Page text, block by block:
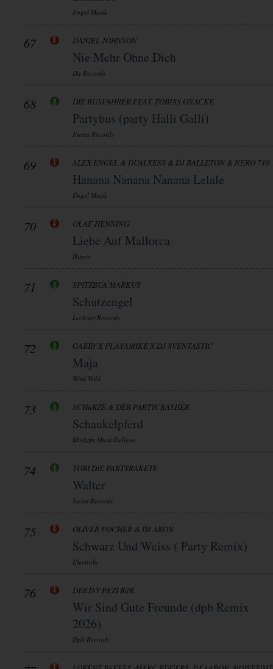
Engel Musik
67 DANIEL JOHNSON
Nie Mehr Ohne Dich
Da Records
68 DIE BUSFAHRER FEAT. TOBIAS GNACKE
Partybus (party Halli Galli)
Fiesta Records
69 ALEX ENGEL & DUALXESS & DJ BALLETON & NERO 710
Hanana Nanana Nanana Lelale
Engel Musik
70 OLAF HENNING
Liebe Auf Mallorca
Hitmix
71 SPITZBUA MARKUS
Schutzengel
Lechner Records
72 GABBY X PLAYAMIKE X DJ SVENTASTIC
Maja
Wird Wild
73 SCHüRZE & DER PARTYCRASHER
Schaukelpferd
Madizin Music/believe
74 TOBI DIE PARTYRAKETE
Walter
Steini Records
75 OLIVER POCHER & DJ ARON
Schwarz Und Weiss ( Party Remix)
Electrola
76 DEEJAY PEZI BäR
Wir Sind Gute Freunde (dpb Remix
2026)
Dpb Records